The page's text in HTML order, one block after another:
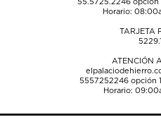
55.5725.2246opción
Horario:
TARJETA
ATENCIÓN
5557252246opción
Horario: